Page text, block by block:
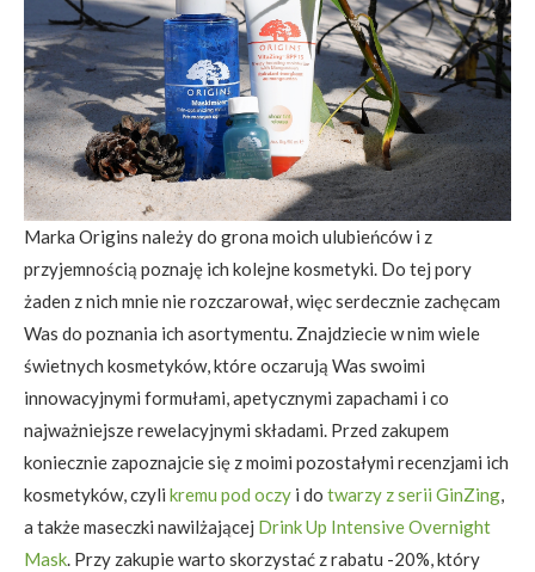
Marka Origins należy do grona moich ulubieńców i z
przyjemnością poznaję ich kolejne kosmetyki. Do tej pory
żaden z nich mnie nie rozczarował, więc serdecznie zachęcam
Was do poznania ich asortymentu. Znajdziecie w nim wiele
świetnych kosmetyków, które oczarują Was swoimi
innowacyjnymi formułami, apetycznymi zapachami i co
najważniejsze rewelacyjnymi składami. Przed zakupem
koniecznie zapoznajcie się z moimi pozostałymi recenzjami ich
kosmetyków, czyli kremu pod oczy i do twarzy z serii GinZing,
a także maseczki nawilżającej Drink Up Intensive Overnight
Mask. Przy zakupie warto skorzystać z rabatu -20%, który